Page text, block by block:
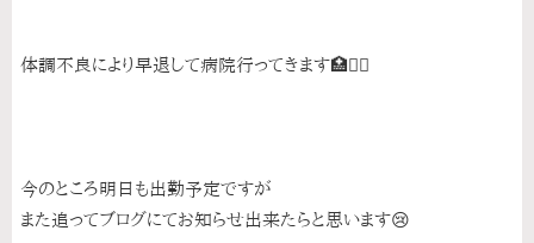
体調不良により早退して病院行ってきます🏥🏃‍♂️
今のところ明日も出勤予定ですが
また追ってブログにてお知らせ出来たらと思います😢